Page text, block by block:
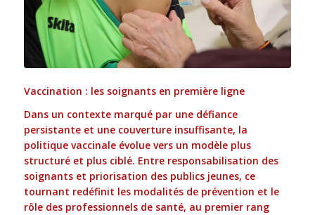
Vaccination : les soignants en première ligne
Dans un contexte marqué par une défiance
persistante et une couverture insuffisante, la
politique vaccinale évolue vers un modèle plus
structuré et plus ciblé. Entre responsabilisation des
soignants et priorisation des publics jeunes, ce
tournant redéfinit les modalités de prévention et le
rôle des professionnels de santé, au premier rang